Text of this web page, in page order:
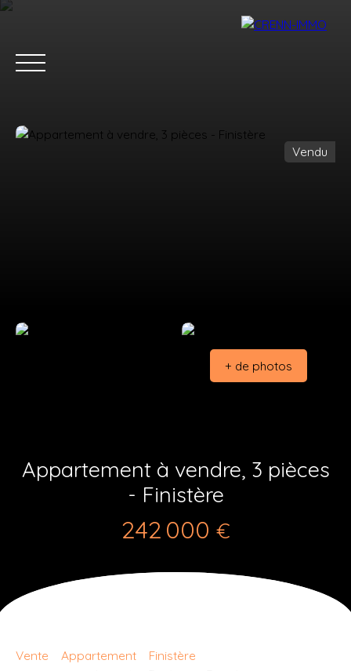
Vendu
+ de photos
Appartement à vendre, 3 pièces
- Finistère
242 000 €
Vente Appartement
Finistère